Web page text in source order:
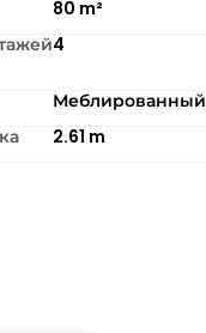
80 m²
4
Меблированный
2.61 m